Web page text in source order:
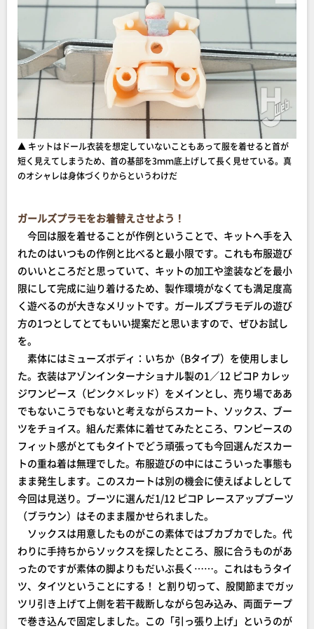
▲ キットはドール衣装を想定していないこともあって服を着せると首が
短く見えてしまうため、首の基部を3ｍｍ底上げして長く見せている。真
のオシャレは身体づくりからというわけだ
ガールズプラモをお着替えさせよう！
今回は服を着せることが作例ということで、キットへ手を入
れたのはいつもの作例と比べると最小限です。これも布服遊び
のいいところだと思っていて、キットの加工や塗装などを最小
限にして完成に辿り着けるため、製作環境がなくても満足度高
く遊べるのが大きなメリットです。ガールズプラモデルの遊び
方の1つとしてとてもいい提案だと思いますので、ぜひお試し
を。
素体にはミューズボディ：いちか（Bタイプ）を使用しまし
た。衣装はアゾンインターナショナル製の1／12 ピコP カレッ
ジワンピース（ピンク×レッド）をメインとし、売り場でああ
でもないこうでもないと考えながらスカート、ソックス、ブー
ツをチョイス。組んだ素体に着せてみたところ、ワンピースの
フィット感がとてもタイトでどう頑張っても今回選んだスカー
トの重ね着は無理でした。布服遊びの中にはこういった事態も
まま発生します。このスカートは別の機会に使えばよしとして
今回は見送り。ブーツに選んだ1/12 ピコP レースアップブーツ
（ブラウン）はそのまま履かせられました。
ソックスは用意したものがこの素体ではブカブカでした。代
わりに手持ちからソックスを探したところ、服に合うものがあ
ったのですが素体の脚よりもだいぶ長く……。これはもうタイ
ツ、タイツということにする！ と割り切って、股関節までガッ
ツリ引き上げて上側を若干裁断しながら包み込み、両面テープ
で巻き込んで固定しました。この「引っ張り上げ」というのが